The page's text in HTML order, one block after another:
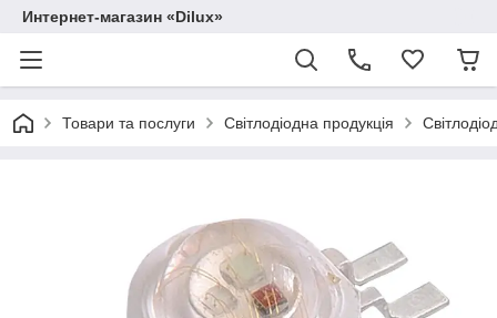
Интернет-магазин «Dilux»
Товари та послуги Світлодіодна продукція